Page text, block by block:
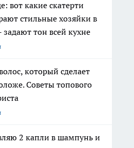
вот какие скатерти
стильные хозяйки в
задают тон всей кухне
который сделает
Советы топового
2 капли в шампунь и